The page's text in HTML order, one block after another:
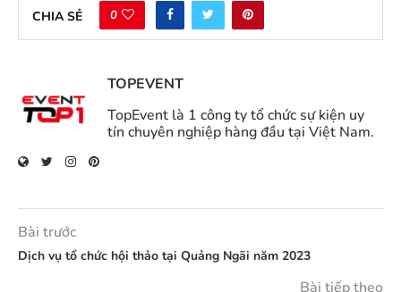
CHIA SẺ 0
TOPEVENT
TopEvent là 1 công ty tổ chức sự kiện uy
tín chuyên nghiệp hàng đầu tại Việt Nam.
Bài trước
Dịch vụ tổ chức hội thảo tại Quảng Ngãi năm 2023
Bài tiếp theo